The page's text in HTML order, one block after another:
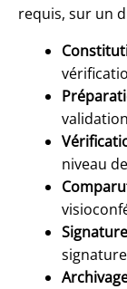
requis, sur un
niveau